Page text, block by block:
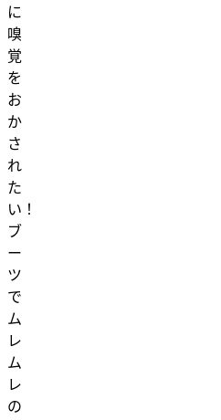
に
嗅
覚
を
お
か
さ
れ
た
い！
ブ
ー
ツ
で
ム
レ
ム
レ
の